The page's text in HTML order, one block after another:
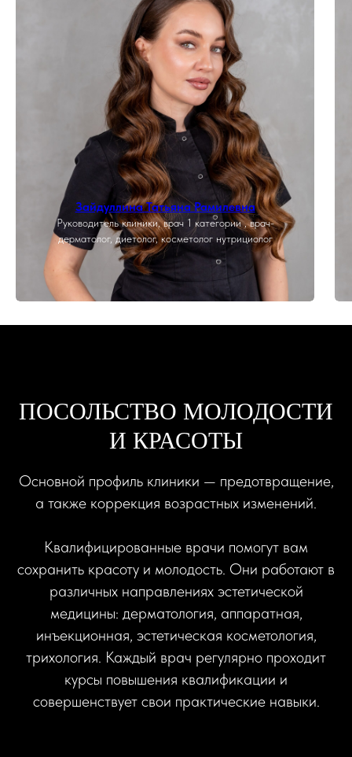
Зайдуллина Татьяна Рамилевна
Руководитель клиники, врач 1 категории , врач-
дерматолог, диетолог, косметолог нутрициолог
ПОСОЛЬСТВО МОЛОДОСТИ
И КРАСОТЫ
Основной профиль клиники — предотвращение,
а также коррекция возрастных изменений.
Квалифицированные врачи помогут вам
сохранить красоту и молодость. Они работают в
различных направлениях эстетической
медицины: дерматология, аппаратная,
инъекционная, эстетическая косметология,
трихология. Каждый врач регулярно проходит
курсы повышения квалификации и
совершенствует свои практические навыки.